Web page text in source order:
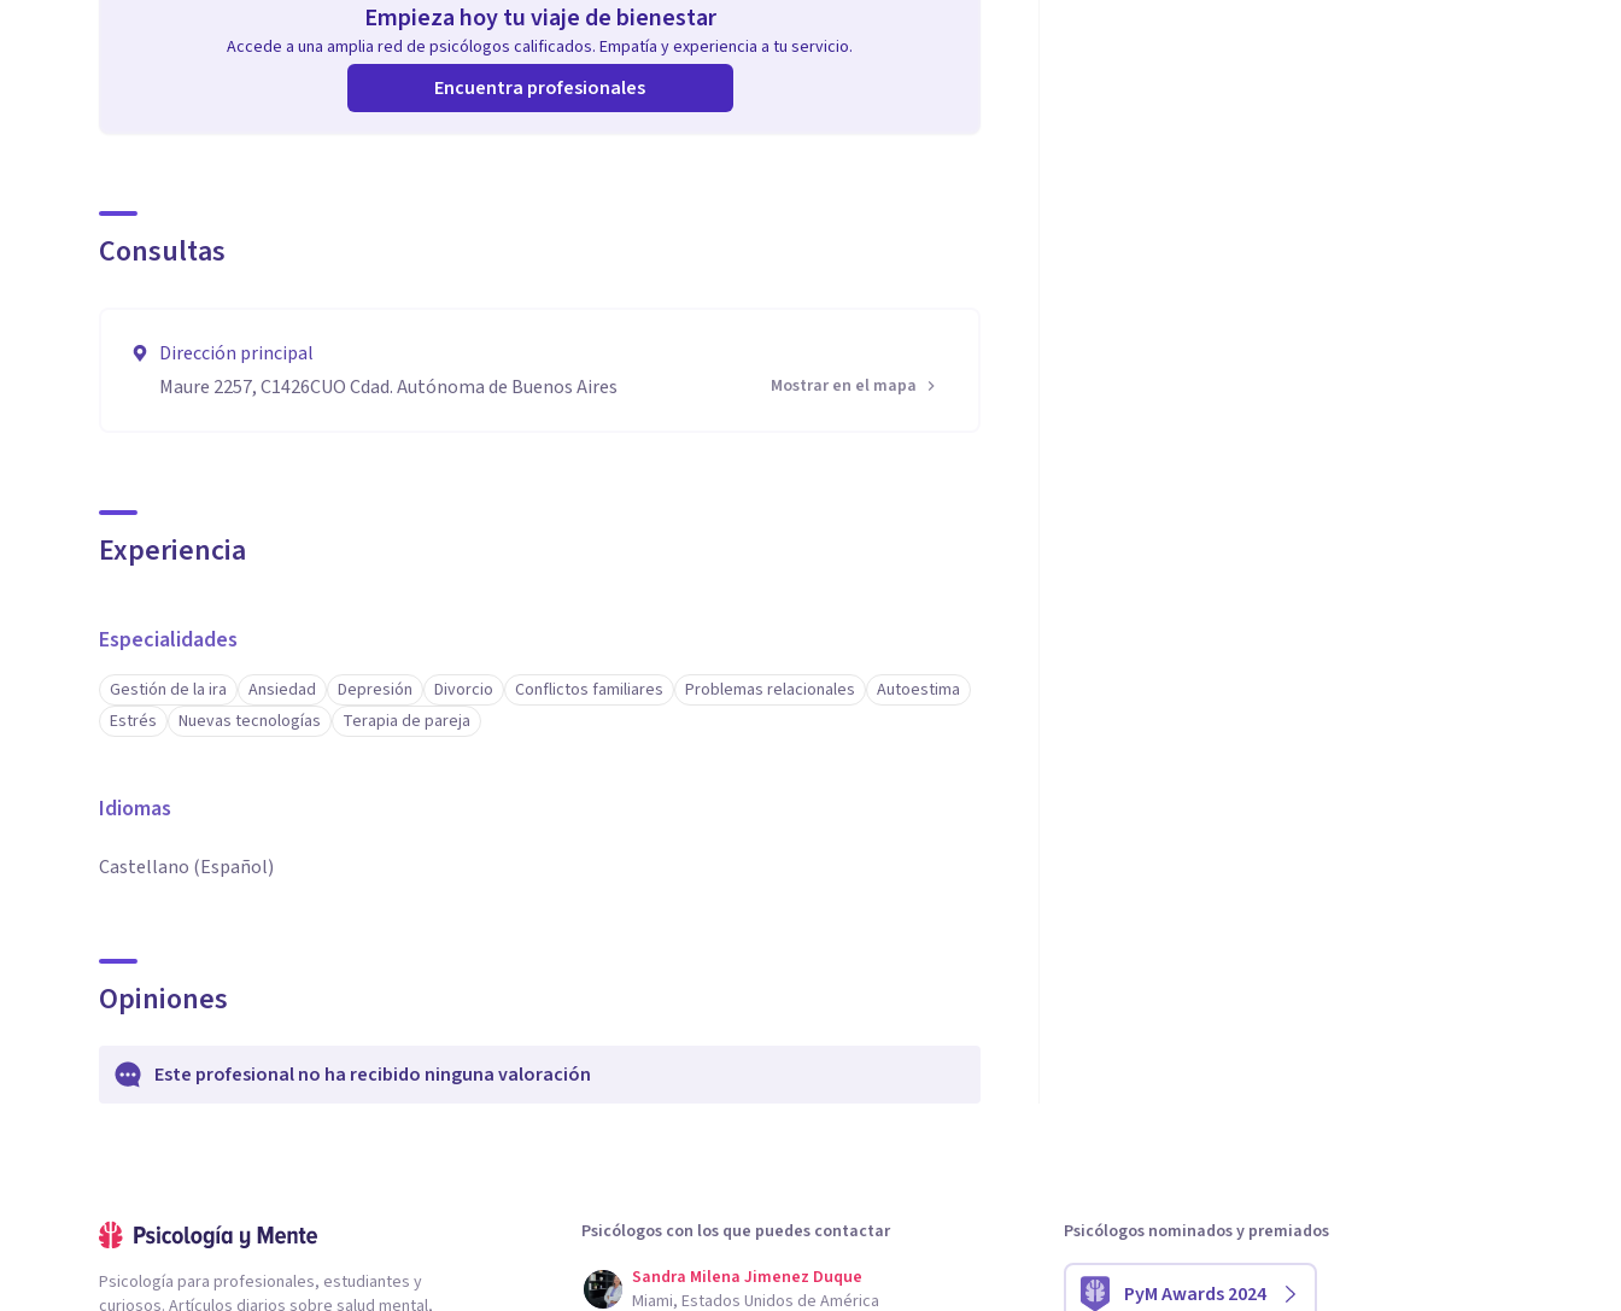
Empieza hoy tu viaje de bienestar
Accede a una amplia red de psicólogos calificados. Empatía y experiencia a tu servicio.
Encuentra profesionales
Consultas
Dirección principal
Maure 2257, C1426CUO Cdad. Autónoma de Buenos Aires
Mostrar en el mapa
Experiencia
Especialidades
Gestión de la ira Ansiedad Depresión Divorcio Conflictos familiares Problemas relacionales
Autoestima
Estrés
Nuevas tecnologías Terapia de pareja
Idiomas
Castellano (Español)
Opiniones
Este profesional no ha recibido ninguna valoración
Psicología para profesionales, estudiantes y
curiosos. Artículos diarios sobre salud mental,
Psicólogos con los que puedes contactar
Sandra Milena Jimenez Duque
Miami, Estados Unidos de América
Psicólogos nominados y premiados
PyM Awards 2024